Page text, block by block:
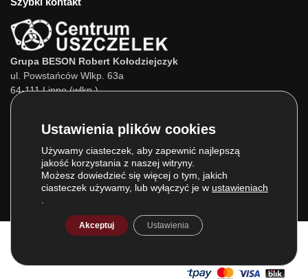
Grupa BESON Robert Kołodziejczyk
ul. Powstańców Wlkp. 63a
64-111 Lipno (wlkp.)
693 800 022
E-mail:info@centrumuszczelek.pl
Używamy ciasteczek, aby zapewnić najlepszą
jakość korzystania z naszej witryny.
Możesz dowiedzieć się więcej o tym, jakich
ciasteczek używamy, lub wyłączyć je w ustawieniach
Akceptuj Ustawienia